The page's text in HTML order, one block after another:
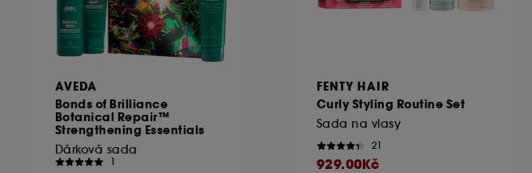
AVEDA
Bonds of Brilliance
Botanical Repair™
Strengthening Essentials
Dárková sada
1
FENTY HAIR
Curly Styling Routine Set
Sada na vlasy
21
929.00Kč